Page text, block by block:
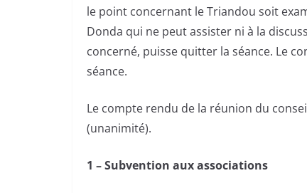
le point concernant le Triandou soit
Donda qui ne peut assister ni à la
concerné, puisse quitter la séance. Le
séance.
Le compte rendu de la réunion du
(unanimité).
1 – Subvention aux associations